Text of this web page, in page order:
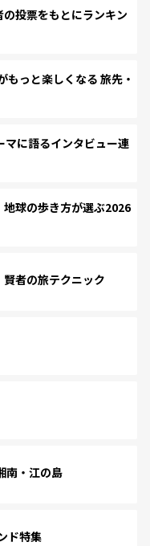
投票をもとにランキン
っと楽しくなる 旅先・
に語るインタビュー連
球の歩き方が選ぶ2026
者の旅テクニック
南・江の島
ド特集